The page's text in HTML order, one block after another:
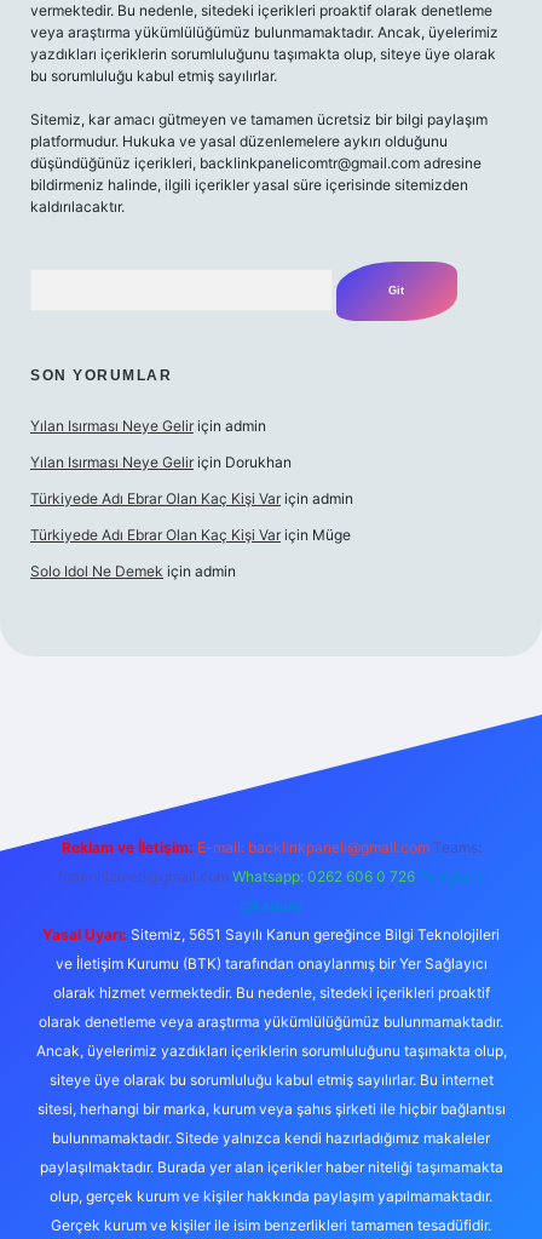
vermektedir. Bu nedenle, sitedeki içerikleri proaktif olarak denetleme
veya araştırma yükümlülüğümüz bulunmamaktadır. Ancak, üyelerimiz
yazdıkları içeriklerin sorumluluğunu taşımakta olup, siteye üye olarak
bu sorumluluğu kabul etmiş sayılırlar.
Sitemiz, kar amacı gütmeyen ve tamamen ücretsiz bir bilgi paylaşım
platformudur. Hukuka ve yasal düzenlemelere aykırı olduğunu
düşündüğünüz içerikleri, backlinkpanelicomtr@gmail.com adresine
bildirmeniz halinde, ilgili içerikler yasal süre içerisinde sitemizden
kaldırılacaktır.
SON YORUMLAR
Yılan Isırması Neye Gelir için admin
Yılan Isırması Neye Gelir için Dorukhan
Türkiyede Adı Ebrar Olan Kaç Kişi Var için admin
Türkiyede Adı Ebrar Olan Kaç Kişi Var için Müge
Solo Idol Ne Demek için admin
Reklam ve İletişim: E-mail: backlinkpaneli@gmail.com Teams:
forumhizmeti@gmail.com Whatsapp: 0262 606 0 726 Telegram:
@karabul
Yasal Uyarı: Sitemiz, 5651 Sayılı Kanun gereğince Bilgi Teknolojileri
ve İletişim Kurumu (BTK) tarafından onaylanmış bir Yer Sağlayıcı
olarak hizmet vermektedir. Bu nedenle, sitedeki içerikleri proaktif
olarak denetleme veya araştırma yükümlülüğümüz bulunmamaktadır.
Ancak, üyelerimiz yazdıkları içeriklerin sorumluluğunu taşımakta olup,
siteye üye olarak bu sorumluluğu kabul etmiş sayılırlar. Bu internet
sitesi, herhangi bir marka, kurum veya şahıs şirketi ile hiçbir bağlantısı
bulunmamaktadır. Sitede yalnızca kendi hazırladığımız makaleler
paylaşılmaktadır. Burada yer alan içerikler haber niteliği taşımamakta
olup, gerçek kurum ve kişiler hakkında paylaşım yapılmamaktadır.
Gerçek kurum ve kişiler ile isim benzerlikleri tamamen tesadüfidir.